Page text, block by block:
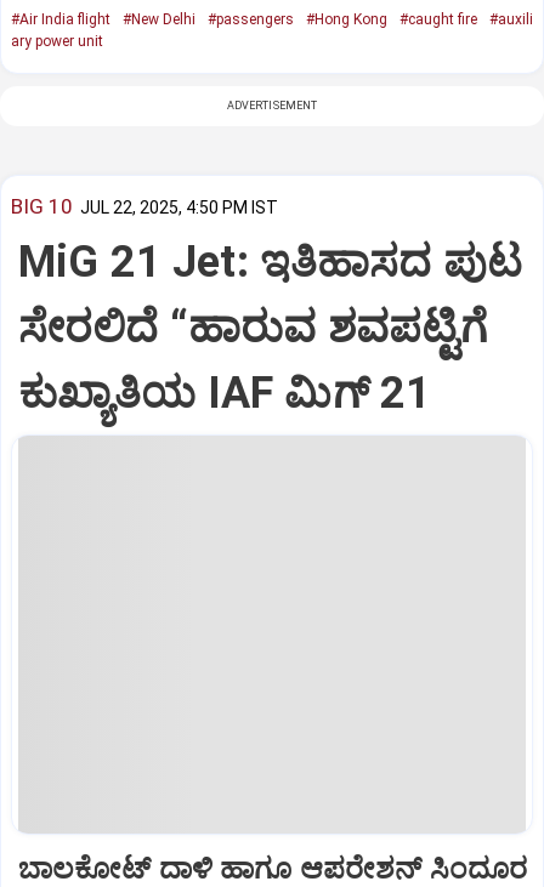
#Air India flight #New Delhi #passengers #Hong Kong #caught fire
#auxili
ary power unit
ADVERTISEMENT
BIG 10 JUL 22, 2025, 4:50 PM IST
MiG 21 Jet: ಇತಿಹಾಸದ ಪುಟ
ಸೇರಲಿದೆ “ಹಾರುವ ಶವಪಟ್ಟಿಗೆ
ಕುಖ್ಯಾತಿಯ IAF ಮಿಗ್‌ 21
ಬಾಲಕೋಟ್‌ ದಾಳಿ ಹಾಗೂ ಆಪರೇಶನ್‌ ಸಿಂದೂರ